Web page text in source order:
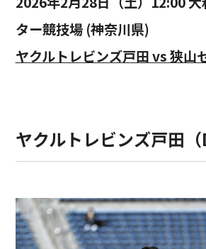
ター競技場 (神奈川県)
ヤクルトレビンズ戸田 vs 狭山
ヤクルトレビンズ戸田（